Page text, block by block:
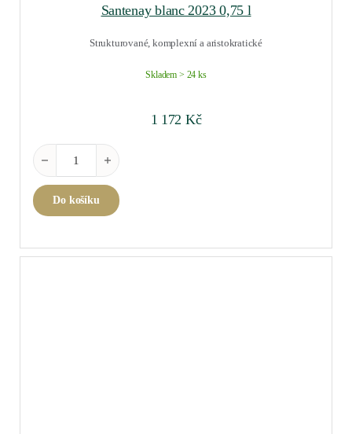
Santenay blanc 2023 0,75 l
Strukturované, komplexní a aristokratické
Skladem > 24 ks
1 172 Kč
Santenay blanc 2023 0,75 l množství
Do košíku